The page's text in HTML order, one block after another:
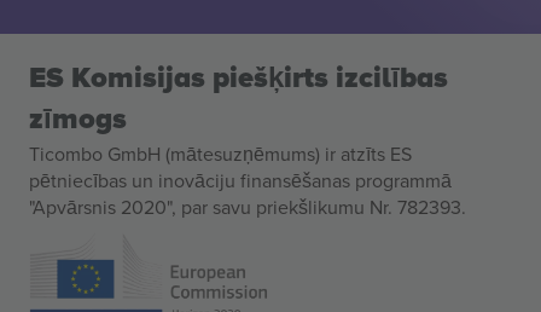
ES Komisijas piešķirts izcilības
zīmogs
Ticombo GmbH (mātesuzņēmums) ir atzīts ES
pētniecības un inovāciju finansēšanas programmā
"Apvārsnis 2020", par savu priekšlikumu Nr. 782393.